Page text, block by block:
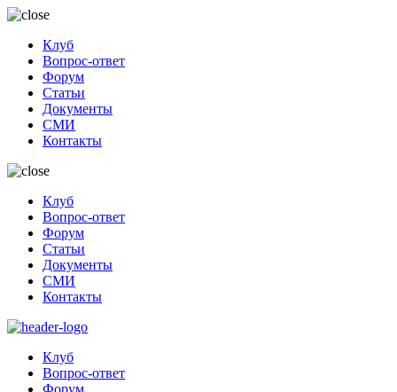
Клуб
Вопрос-ответ
Форум
Статьи
Документы
СМИ
Контакты
Клуб
Вопрос-ответ
Форум
Статьи
Документы
СМИ
Контакты
Клуб
Вопрос-ответ
Форум